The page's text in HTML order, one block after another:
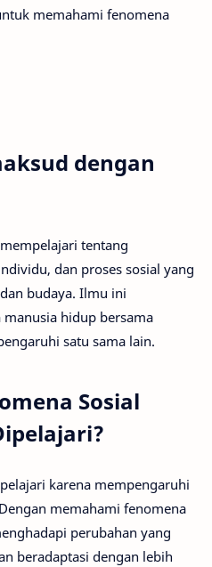
memahami fenomena
dengan
tentang
dan proses sosial yang
budaya. Ilmu ini
hidup bersama
satu sama lain.
Sosial
karena mempengaruhi
memahami fenomena
perubahan yang
beradaptasi dengan lebih